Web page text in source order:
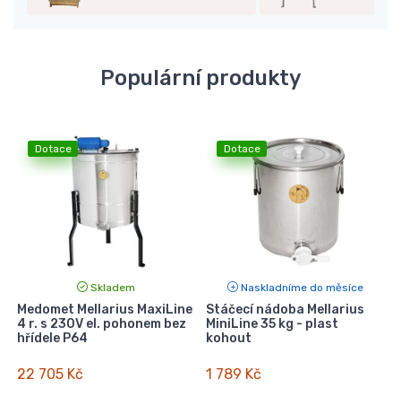
Populární produkty
Dotace
Skladem
Medomet Mellarius MaxiLine
4 r. s 230V el. pohonem bez
hřídele P64
22 705 Kč
Dotace
Naskladníme do měsíce
Stáčecí nádoba Mellarius
MiniLine 35 kg - plast
kohout
1 789 Kč